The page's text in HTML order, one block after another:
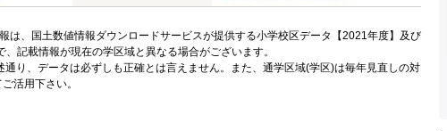
は、国土数値情報ダウンロードサービスが提供する小学校区データ【2021年度】及び
記載情報が現在の学区域と異なる場合がございます。
り、データは必ずしも正確とは言えません。また、通学区域(学区)は毎年見直しの対
活用下さい。